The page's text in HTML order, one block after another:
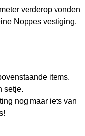
verderop vonden
Noppes vestiging.
items.
setje.
nog maar iets van